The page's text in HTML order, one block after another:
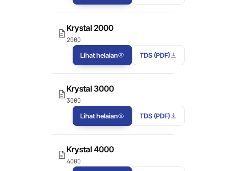
Krystal 2000
2000
Lihat helaian
TDS (PDF)
Krystal 3000
3000
Lihat helaian
TDS (PDF)
Krystal 4000
4000